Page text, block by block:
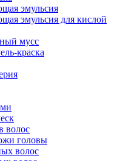
эмульсия
эмульсия для кислой
мусс
краска
волос
головы
волос